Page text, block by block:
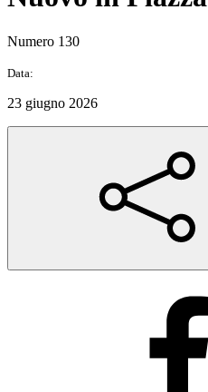
Numero 130
Data:
23 giugno 2026